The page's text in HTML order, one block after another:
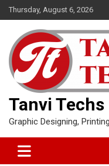
Skip
to
content
Thursday, August 6, 2026
Tanvi Techs
Graphic Designing,